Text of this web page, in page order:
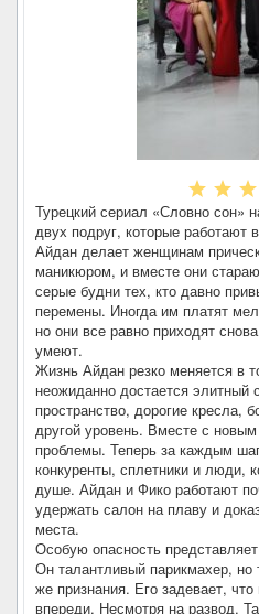
Турецкий сериал «Словно сон»
двух подруг, которые работают
Айдан делает женщинам
маникюром, и вместе они
серые будни тех, кто давно
перемены. Иногда им платят
но они все равно приходят
умеют.
Жизнь Айдан резко меняется в
неожиданно достается элитный
пространство, дорогие кресла,
другой уровень. Вместе с
проблемы. Теперь за каждым
конкуренты, сплетники и люди,
душе. Айдан и Фико работают
удержать салон на плаву и
места.
Особую опасность
Он талантливый парикмахер, но
же признания. Его задевает,
впереди. Несмотря на развод,